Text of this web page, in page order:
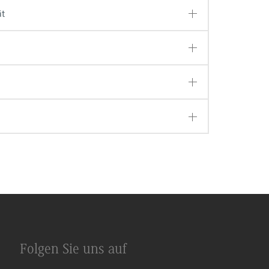
Folgen Sie uns auf